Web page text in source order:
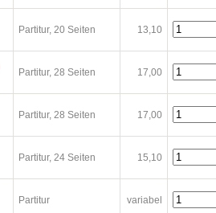
Partitur, 20 Seiten 13,10
Partitur, 28 Seiten 17,00
Partitur, 28 Seiten 17,00
Partitur, 24 Seiten 15,10
Partitur variabel